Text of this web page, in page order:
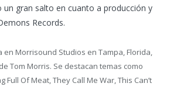
un gran salto en cuanto a producción y
Records.
en Morrisound Studios en Tampa, Florida,
Tom Morris. Se destacan temas como
Full Of Meat, They Call Me War, This Can’t